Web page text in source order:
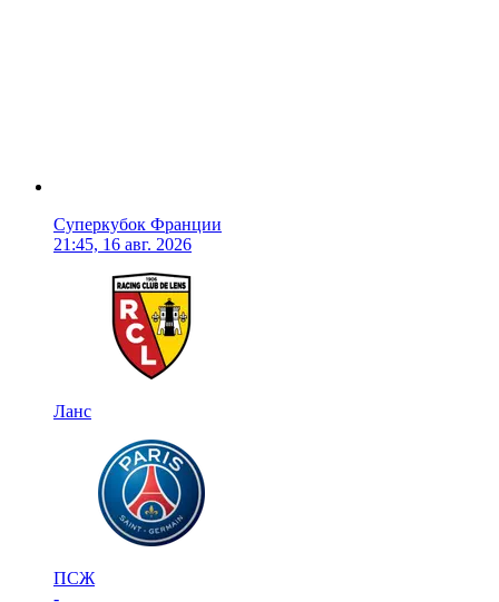
Суперкубок Франции
21:45, 16 авг. 2026
Ланс
ПСЖ